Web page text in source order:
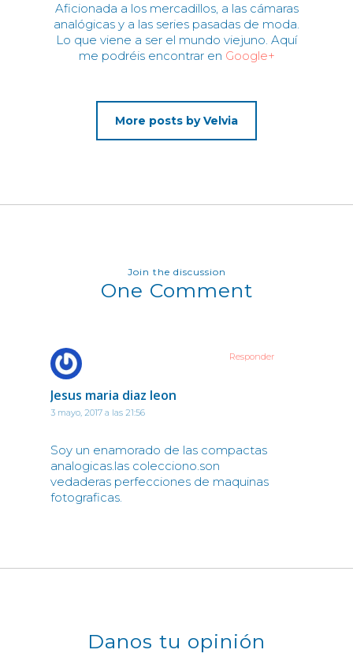
Aficionada a los mercadillos, a las cámaras
analógicas y a las series pasadas de moda.
Lo que viene a ser el mundo viejuno. Aquí
me podréis encontrar en Google+
More posts by Velvia
Join the discussion
One Comment
Jesus maria diaz leon
3 mayo, 2017 a las 21:56
Soy un enamorado de las compactas
analogicas.las colecciono.son
vedaderas perfecciones de maquinas
fotograficas.
Responder
Danos tu opinión